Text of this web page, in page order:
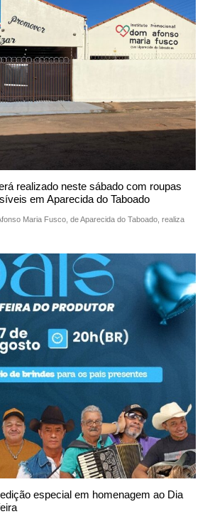
realizado neste sábado com roupas
em Aparecida do Taboado
Maria Fusco, de Aparecida do Taboado, realiza
especial em homenagem ao Dia